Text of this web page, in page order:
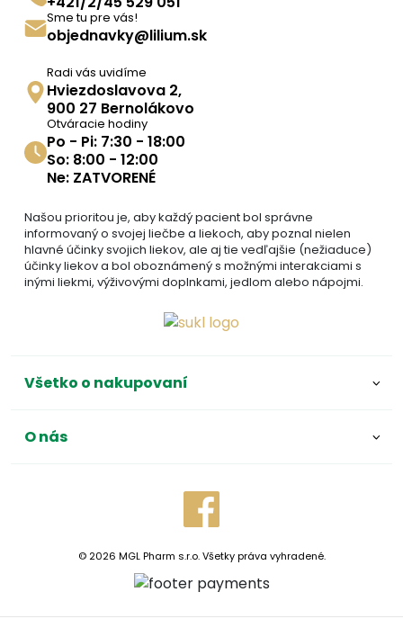
Sme tu pre vás!
objednavky@lilium.sk
Radi vás uvidíme
Hviezdoslavova 2,
900 27 Bernolákovo
Otváracie hodiny
Po - Pi: 7:30 - 18:00
So: 8:00 - 12:00
Ne: ZATVORENÉ
Našou prioritou je, aby každý pacient bol správne
informovaný o svojej liečbe a liekoch, aby poznal nielen
hlavné účinky svojich liekov, ale aj tie vedľajšie (nežiaduce)
účinky liekov a bol oboznámený s možnými interakciami s
inými liekmi, výživovými doplnkami, jedlom alebo nápojmi.
Všetko o nakupovaní
O nás
© 2026 MGL Pharm s.r.o. Všetky práva vyhradené.